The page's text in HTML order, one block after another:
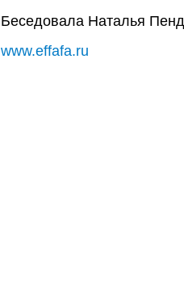
Беседовала Наталья
www.effafa.ru